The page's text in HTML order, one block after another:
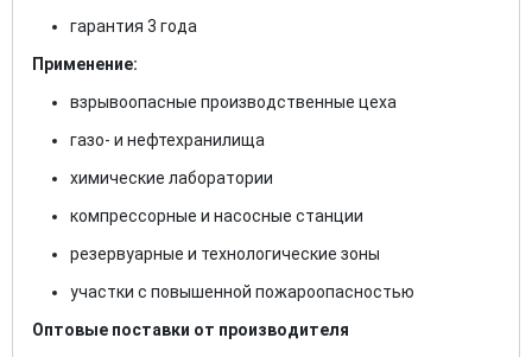
гарантия 3 года
Применение:
взрывоопасные производственные цеха
газо- и нефтехранилища
химические лаборатории
компрессорные и насосные станции
резервуарные и технологические зоны
участки с повышенной пожароопасностью
Оптовые поставки от производителя